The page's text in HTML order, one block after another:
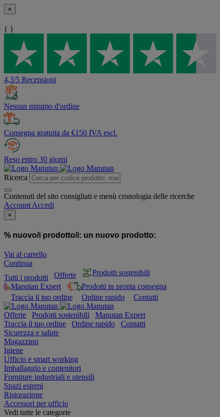
×
{ }
4,3/5 Recensioni
Nessun minimo d'ordine
Consegna gratuita da €150 IVA escl.
Reso entro 30 giorni
Ricerca
Contenuti del sito consigliati e menù cronologia delle ricerche
Account Accedi
×
% nuovo/i prodotto/i: un nuovo prodotto:
Vai al carrello
Continua
Tutti i prodotti
Offerte
Prodotti sostenibili
Manutan Expert
Prodotti in pronta consegna
Traccia il tuo ordine
Ordine rapido Contatti
Offerte Prodotti sostenibili
Manutan Expert
Traccia il tuo ordine
Ordine rapido
Contatti
Sicurezza e salute
Magazzino
Igiene
Ufficio e smart working
Imballaggio e contenitori
Forniture industriali e utensili
Spazi esterni
Ristorazione
Accessori per ufficio
Vedi tutte le categorie